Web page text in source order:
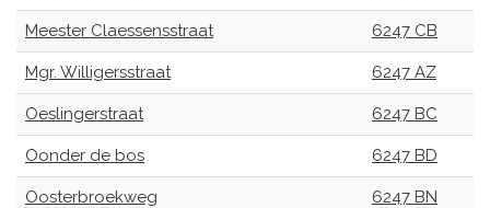
Meester Claessensstraat 6247 CB
Mgr. Willigersstraat 6247 AZ
Oeslingerstraat 6247 BC
Oonder de bos 6247 BD
Oosterbroekweg 6247 BN